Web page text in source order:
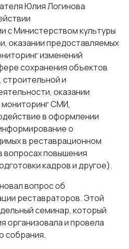
Юлия Логинова
с Министерством культуры
оказании предоставляемых
изменений
сохранения объектов
строительной и
оказании
СМИ,
в оформлении
о
в реставрационном
повышения
кадров и другое).
вопрос об
реставраторов. Этой
семинар, который
организовала и провела
собрания.